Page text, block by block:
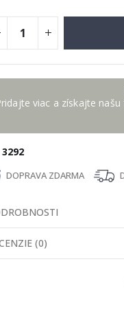
viac a získajte
3292
DOPRAVA ZDARMA
(0)